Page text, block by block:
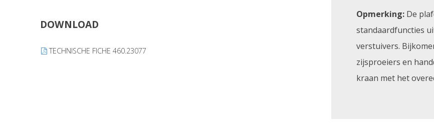
DOWNLOAD
TECHNISCHE FICHE 460.23077
Opmerking:De
standaardfuncties
verstuivers.
zijsproeiers en
kraan met het